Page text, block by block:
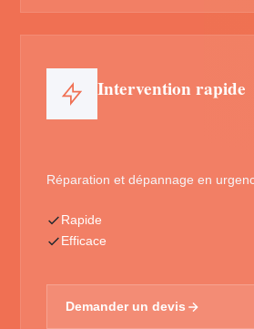
Intervention rapide
Réparation et dépannage en
Rapide
Efficace
Demander un devis